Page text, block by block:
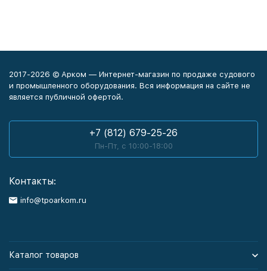
2017-2026 © Арком — Интернет-магазин по продаже судового
и промышленного оборудования. Вся информация на сайте не
является публичной офертой.
+7 (812) 679-25-26
Пн-Пт, с 10:00-18:00
Контакты:
info@tpoarkom.ru
Каталог товаров